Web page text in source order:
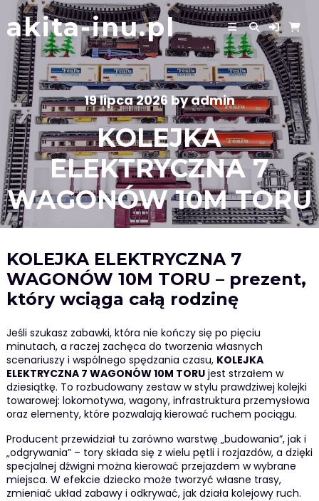
Skip
to
content
akita-inu.pl
19 lipca 2026 byadmin
KOLEJKA
ELEKTRYCZNA 7
WAGONÓW 10M TORU
KOLEJKA ELEKTRYCZNA 7
WAGONÓW 10M TORU – prezent,
który wciąga całą rodzinę
Jeśli szukasz zabawki, która nie kończy się po pięciu
minutach, a raczej zachęca do tworzenia własnych
scenariuszy i wspólnego spędzania czasu, KOLEJKA
ELEKTRYCZNA 7 WAGONÓW 10M TORUjest strzałem w
dziesiątkę. To rozbudowany zestaw w stylu prawdziwej kolejki
towarowej: lokomotywa, wagony, infrastruktura przemysłowa
oraz elementy, które pozwalają kierować ruchem pociągu.
Producent przewidział tu zarówno warstwę „budowania”, jak i
„odgrywania” – tory składa się z wielu pętli i rozjazdów, a dzięki
specjalnej dźwigni można kierować przejazdem w wybrane
miejsca. W efekcie dziecko może tworzyć własne trasy,
zmieniać układ zabawy i odkrywać, jak działa kolejowy ruch.